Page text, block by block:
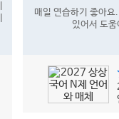
매일 연습하기 좋아
있어서 도